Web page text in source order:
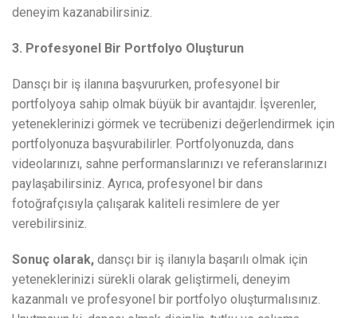
deneyim kazanabilirsiniz.
3. Profesyonel Bir Portfolyo Oluşturun
Dansçı bir iş ilanına başvururken, profesyonel bir
portfolyoya sahip olmak büyük bir avantajdır. İşverenler,
yeteneklerinizi görmek ve tecrübenizi değerlendirmek için
portfolyonuza başvurabilirler. Portfolyonuzda, dans
videolarınızı, sahne performanslarınızı ve referanslarınızı
paylaşabilirsiniz. Ayrıca, profesyonel bir dans
fotoğrafçısıyla çalışarak kaliteli resimlere de yer
verebilirsiniz.
Sonuç olarak, dansçı bir iş ilanıyla başarılı olmak için
yeteneklerinizi sürekli olarak geliştirmeli, deneyim
kazanmalı ve profesyonel bir portfolyo oluşturmalısınız.